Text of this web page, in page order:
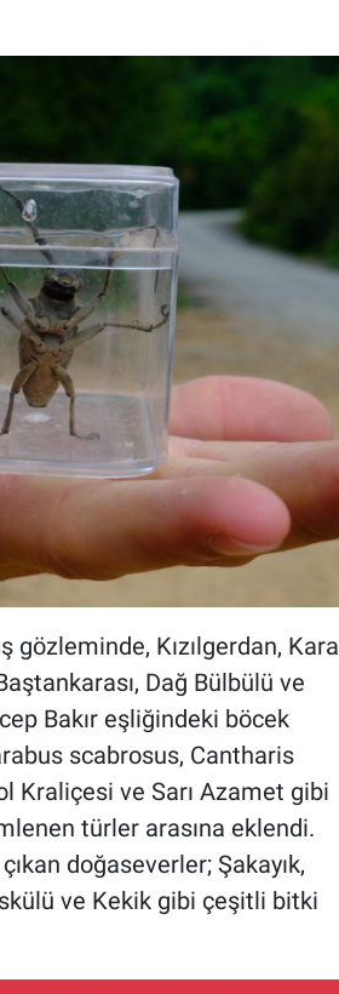
Kızılgerdan, Kara
Dağ Bülbülü ve
Bakır eşliğindeki böcek
scabrosus, Cantharis
Kraliçesi ve Sarı Azamet gibi
türler arasına eklendi.
doğaseverler; Şakayık,
ve Kekik gibi çeşitli bitki